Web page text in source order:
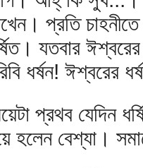
প্রতি
যতবার
ধর্ষন! ঈশ্বরের
প্রথব যেদিন
হলেন বেশ্যা।